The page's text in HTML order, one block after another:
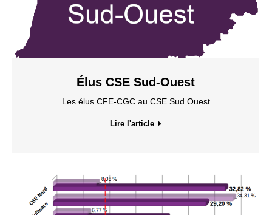
Élus CSE Sud-Ouest
Les élus CFE-CGC au CSE Sud Ouest
Lire l'article